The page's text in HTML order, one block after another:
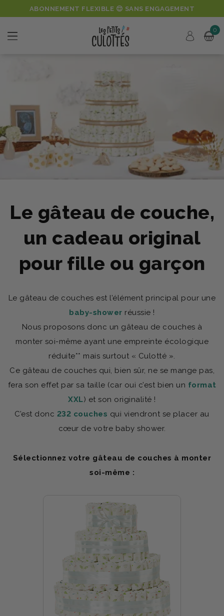
ABONNEMENT FLEXIBLE 😌 SANS ENGAGEMENT
0
Le gâteau de couche,
un cadeau original
pour fille ou garçon
Le gâteau de couches est l’élément principal pour une
baby-shower réussie !
Nous proposons donc un gâteau de couches à
monter soi-même ayant une empreinte écologique
réduite** mais surtout « Culotté ».
Ce gâteau de couches qui, bien sûr, ne se mange pas,
fera son effet par sa taille (car oui c’est bien un format
XXL) et son originalité !
C’est donc 232 couches qui viendront se placer au
cœur de votre baby shower.
Sélectionnez votre gâteau de couches à monter
soi-même :